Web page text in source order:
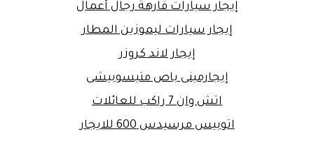
إيجار سيارات فارهة رجال أعمال
إيجار سيارات ليموزين المطار
إيجار لاند كروزر
إيجارمينى باص متيسوبيشى
اتش وان 7 راكب للعائلات
اتوبيس مرسيدس 600 للايجار